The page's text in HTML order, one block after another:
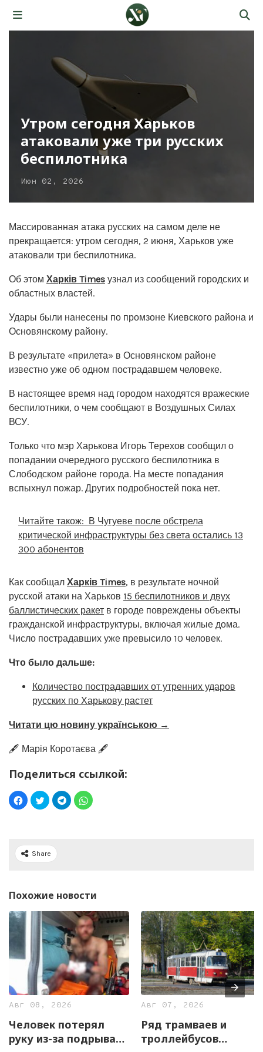
Утром сегодня Харьков
атаковали уже три русских
беспилотника
Июн 02, 2026
Массированная атака русских на самом деле не
прекращается: утром сегодня, 2 июня, Харьков уже
атаковали три беспилотника.
Об этом Харків Times узнал из сообщений городских и
областных властей.
Удары были нанесены по промзоне Киевского района и
Основянскому району.
В результате «прилета» в Основянском районе
известно уже об одном пострадавшем человеке.
В настоящее время над городом находятся вражеские
беспилотники, о чем сообщают в Воздушных Силах
ВСУ.
Только что мэр Харькова Игорь Терехов сообщил о
попадании очередного русского беспилотника в
Слободском районе города. На месте попадания
вспыхнул пожар. Других подробностей пока нет.
Читайте також: В Чугуеве после обстрела
критической инфраструктуры без света остались 13
300 абонентов
Как сообщал Харків Times, в результате ночной
русской атаки на Харьков 15 беспилотников и двух
баллистических ракет в городе повреждены объекты
гражданской инфраструктуры, включая жилые дома.
Число пострадавших уже превысило 10 человек.
Что было дальше:
Количество пострадавших от утренних ударов
русских по Харькову растет
Читати цю новину українською →
🖋️ Марія Коротаєва 🖋️
Поделиться ссылкой:
Share
Похожие новости
Авг 08, 2026
Человек потерял
руку из-за подрыва
Авг 07, 2026
Ряд трамваев и
троллейбусов